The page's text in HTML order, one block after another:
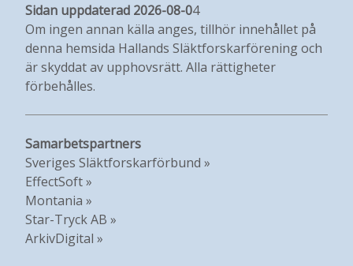
Sidan uppdaterad 2026-08-04
Om ingen annan källa anges, tillhör innehållet på
denna hemsida Hallands Släktforskarförening och
är skyddat av upphovsrätt. Alla rättigheter
förbehålles.
Samarbetspartners
Sveriges Släktforskarförbund »
EffectSoft »
Montania »
Star-Tryck AB »
ArkivDigital »